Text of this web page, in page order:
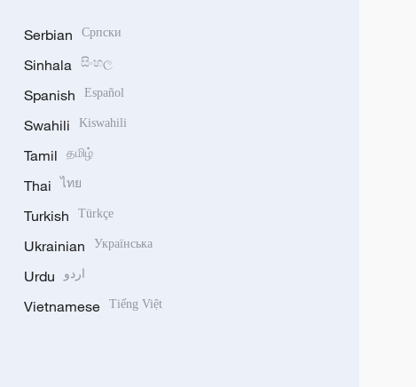
Serbian Српски
Sinhala සිංහල
Spanish Español
Swahili Kiswahili
Tamil தமிழ்
Thai ไทย
Turkish Türkçe
Ukrainian Українська
Urdu اردو
Vietnamese Tiếng Việt